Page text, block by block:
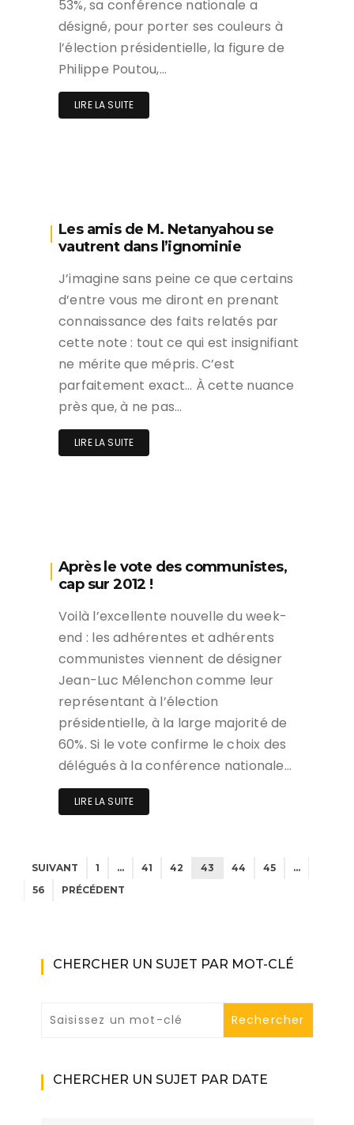
53%, sa conférence nationale a
désigné, pour porter ses couleurs à
l’élection présidentielle, la figure de
Philippe Poutou,…
LIRE LA SUITE
Les amis de M. Netanyahou se
vautrent dans l’ignominie
J’imagine sans peine ce que certains
d’entre vous me diront en prenant
connaissance des faits relatés par
cette note : tout ce qui est insignifiant
ne mérite que mépris. C’est
parfaitement exact… À cette nuance
près que, à ne pas…
LIRE LA SUITE
Après le vote des communistes,
cap sur 2012 !
Voilà l’excellente nouvelle du week-
end : les adhérentes et adhérents
communistes viennent de désigner
Jean-Luc Mélenchon comme leur
représentant à l’élection
présidentielle, à la large majorité de
60%. Si le vote confirme le choix des
délégués à la conférence nationale…
LIRE LA SUITE
SUIVANT 1 … 41 42 43 44 45
…
56
PRÉCÉDENT
CHERCHER UN SUJET PAR MOT-CLÉ
CHERCHER UN SUJET PAR DATE